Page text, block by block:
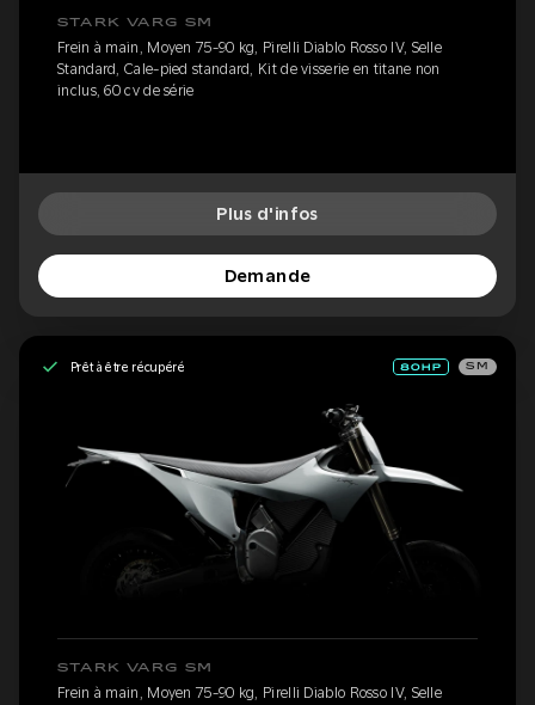
STARK VARG SM
Frein à main, Moyen 75-90 kg, Pirelli Diablo Rosso IV, Selle
Standard, Cale-pied standard, Kit de visserie en titane non
inclus, 60 cv de série
Plus d'infos
Demande
Prêt à être récupéré SM
STARK VARG SM
Frein à main, Moyen 75-90 kg, Pirelli Diablo Rosso IV, Selle